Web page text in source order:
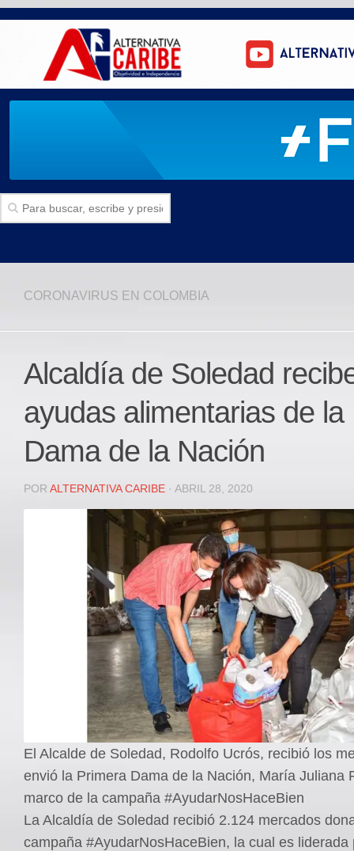
Politica
Deportes
JUDICIAL
REGIONAL
DEPARTAMENTAL
Internacional
Registro ISSN: 2711-3299
CORONAVIRUS EN COLOMBIA
Alcaldía de Soledad
ayudas alimentarias de la
Dama de la Nación
POR ALTERNATIVA CARIBE · ABRIL 28, 2020
El Alcalde de Soledad, Rodolfo Ucrós, recibió los
envió la Primera Dama de la Nación, María Juliana
marco de la campaña #AyudarNosHaceBien
La Alcaldía de Soledad recibió 2.124 mercados
campaña #AyudarNosHaceBien, la cual es liderada